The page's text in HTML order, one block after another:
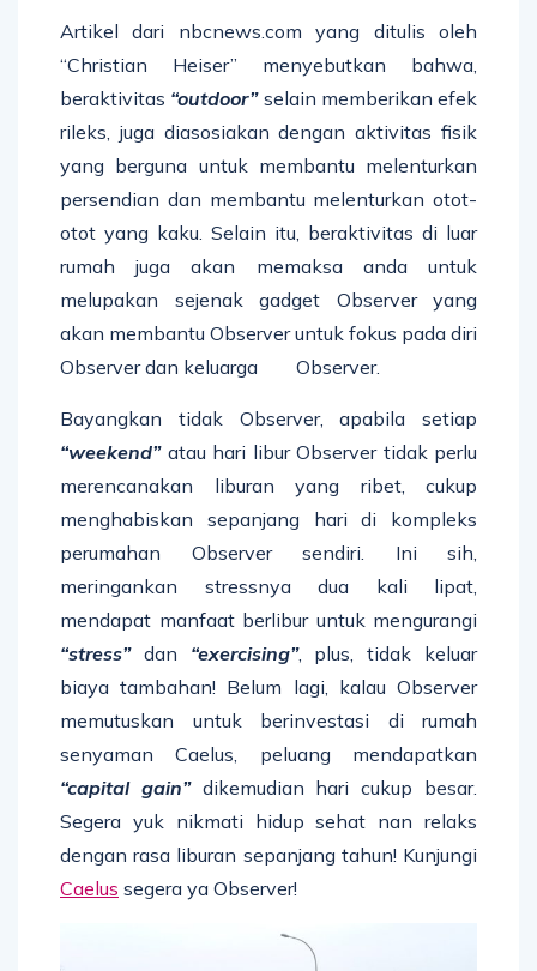
Artikel dari nbcnews.com yang ditulis oleh
“Christian Heiser” menyebutkan bahwa,
beraktivitas “outdoor”selain memberikan efek
rileks, juga diasosiakan dengan aktivitas fisik
yang berguna untuk membantu melenturkan
persendian dan membantu melenturkan otot-
otot yang kaku. Selain itu, beraktivitas di luar
rumah juga akan memaksa anda untuk
melupakan sejenak gadget Observer yang
akan membantu Observer untuk fokus pada diri
Observer dan keluarga Observer.
Bayangkan tidak Observer, apabila setiap
“weekend”atau hari libur Observer tidak perlu
merencanakan liburan yang ribet, cukup
menghabiskan sepanjang hari di kompleks
perumahan Observer sendiri. Ini sih,
meringankan stressnya dua kali lipat,
mendapat manfaat berlibur untuk mengurangi
“stress”dan “exercising”, plus, tidak keluar
biaya tambahan! Belum lagi, kalau Observer
memutuskan untuk berinvestasi di rumah
senyaman Caelus, peluang mendapatkan
“capital gain”dikemudian hari cukup besar.
Segera yuk nikmati hidup sehat nan relaks
dengan rasa liburan sepanjang tahun! Kunjungi
Caelus segera ya Observer!